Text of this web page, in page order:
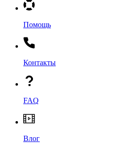
Помощь
Контакты
FAQ
Влог